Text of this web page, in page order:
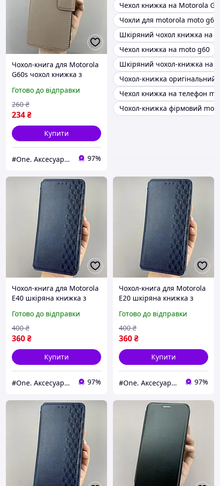
Чохол-книга для Motorola
G60s чохол книжка з
моторола г60с лілова b6r
Готово до відправки
234₴
260 ₴
Купити
#One. Аксесуари до смартфонів 97%
Чехол книжка на Motorola
Чохли для motorola moto
Шкіряний чохол книжка на
Чехол книжка на moto g60
Шкіряний чохол-книжка на
Чохол-книжка оригінальний
Чехол книжка на телефон
Чохол-книжка фірмовий
Чохол-книга для Motorola
E40 шкіряна книжка з
моторола е40 синя rhm
Готово до відправки
360₴
400 ₴
Купити
#One. Аксесуари до смартфонів 97%
Чохол-книга для Motorola
E20 шкіряна книжка з
моторола е20 синя rhm
Готово до відправки
360₴
400 ₴
Купити
#One. Аксесуари до смартфонів 97%